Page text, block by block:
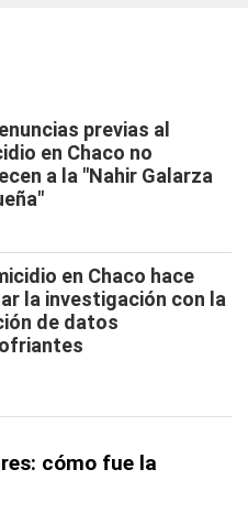
previas al
en Chaco no
a la "Nahir Galarza
en Chaco hace
la investigación con la
de datos
cómo fue la